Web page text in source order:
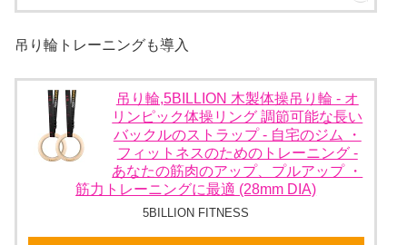
吊り輪トレーニングも導入
吊り輪,5BILLION 木製体操吊り輪 - オ
リンピック体操リング 調節可能な長い
バックルのストラップ - 自宅のジム ・
フィットネスのためのトレーニング -
あなたの筋肉のアップ、プルアップ ・
筋力トレーニングに最適 (28mm DIA)
5BILLION FITNESS